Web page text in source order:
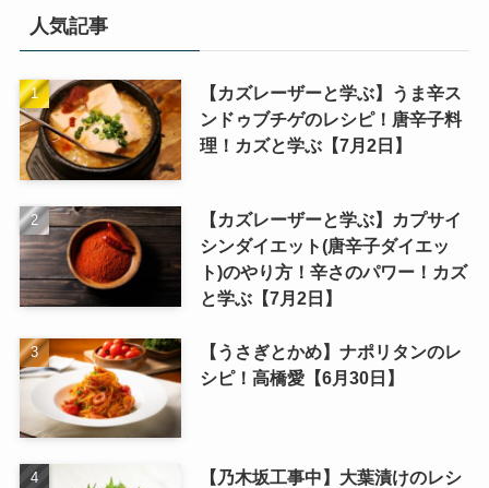
人気記事
【カズレーザーと学ぶ】うま辛ス
ンドゥブチゲのレシピ！唐辛子料
理！カズと学ぶ【7月2日】
【カズレーザーと学ぶ】カプサイ
シンダイエット(唐辛子ダイエッ
ト)のやり方！辛さのパワー！カズ
と学ぶ【7月2日】
【うさぎとかめ】ナポリタンのレ
シピ！高橋愛【6月30日】
【乃木坂工事中】大葉漬けのレシ